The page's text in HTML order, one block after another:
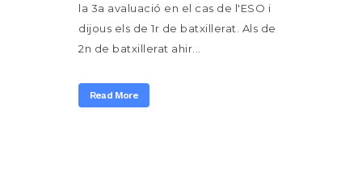
la 3a avaluació en el cas de l'ESO i
dijous els de 1r de batxillerat. Als de
2n de batxillerat ahir...
Read More